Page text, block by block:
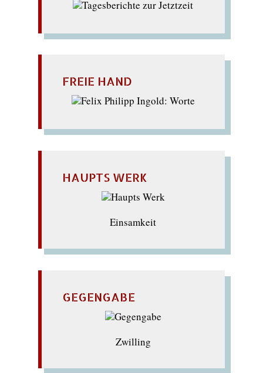
FREIE HAND
HAUPTS WERK
Einsamkeit
GEGENGABE
Zwilling